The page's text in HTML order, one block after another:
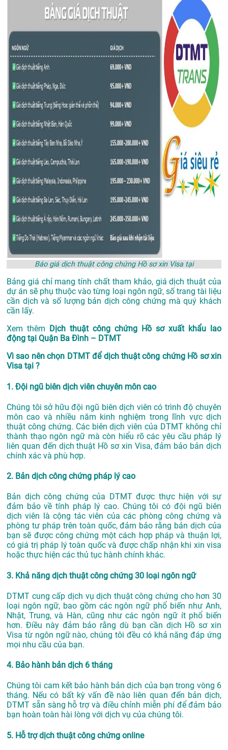
Báo giá dịch thuật công chứng Hồ sơ xin Visa tại
Bảng giá chỉ mang tính chất tham khảo, giá dịch thuật của
dự án sẽ phụ thuộc vào từng loại ngôn ngữ, số trang tài liệu
cần dịch và số lượng bản dịch công chứng mà quý khách
cần lấy.
Xem thêm
Dịch thuật công chứng Hồ sơ xuất khẩu lao
động tại Quận Ba Đình – DTMT
Vì sao nên chọn DTMT để dịch thuật công chứng Hồ sơ xin
Visa tại ?
1. Đội ngũ biên dịch viên chuyên môn cao
Chúng tôi sở hữu đội ngũ biên dịch viên có trình độ chuyên
môn cao và nhiều năm kinh nghiệm trong lĩnh vực dịch
thuật công chứng. Các biên dịch viên của DTMT không chỉ
thành thạo ngôn ngữ mà còn hiểu rõ các yêu cầu pháp lý
liên quan đến dịch thuật Hồ sơ xin Visa, đảm bảo bản dịch
chính xác và phù hợp.
2. Bản dịch công chứng pháp lý cao
Bản dịch công chứng của DTMT được thực hiện với sự
đảm bảo về tính pháp lý cao. Chúng tôi có đội ngũ biên
dịch viên là cộng tác viên của các phòng công chứng và
phòng tư pháp trên toàn quốc, đảm bảo rằng bản dịch của
bạn sẽ được công chứng một cách hợp pháp và thuận lợi,
có giá trị pháp lý toàn quốc và được chấp nhận khi xin visa
hoặc thực hiện các thủ tục hành chính khác.
3. Khả năng dịch thuật công chứng 30 loại ngôn ngữ
DTMT cung cấp dịch vụ dịch thuật công chứng cho hơn 30
loại ngôn ngữ, bao gồm các ngôn ngữ phổ biến như Anh,
Nhật, Trung, và Hàn, cũng như các ngôn ngữ ít phổ biến
hơn. Điều này đảm bảo rằng dù bạn cần dịch Hồ sơ xin
Visa từ ngôn ngữ nào, chúng tôi đều có khả năng đáp ứng
mọi nhu cầu của bạn.
4. Bảo hành bản dịch 6 tháng
Chúng tôi cam kết bảo hành bản dịch của bạn trong vòng 6
tháng. Nếu có bất kỳ vấn đề nào liên quan đến bản dịch,
DTMT sẵn sàng hỗ trợ và điều chỉnh miễn phí để đảm bảo
bạn hoàn toàn hài lòng với dịch vụ của chúng tôi.
5. Hỗ trợ dịch thuật công chứng online